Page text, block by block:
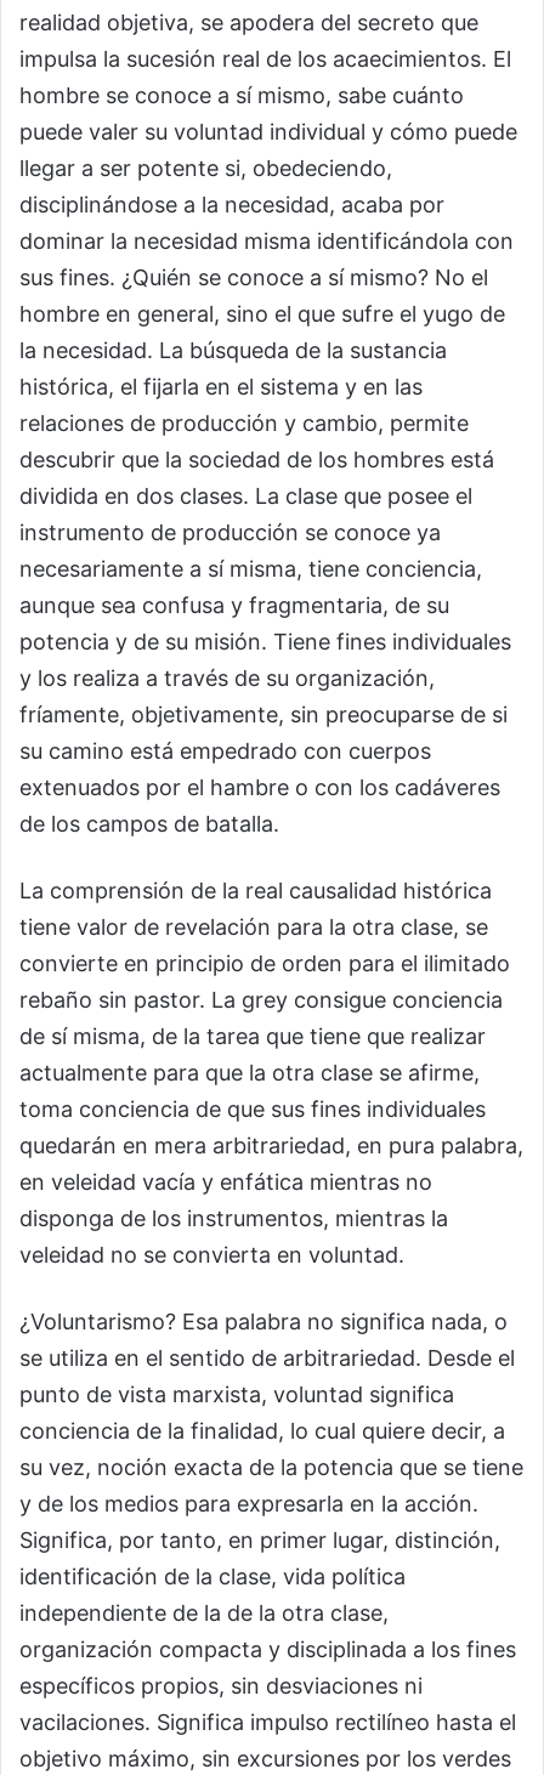
realidad objetiva, se apodera del secreto que
impulsa la sucesión real de los acaecimientos. El
hombre se conoce a sí mismo, sabe cuánto
puede valer su voluntad individual y cómo puede
llegar a ser potente si, obedeciendo,
disciplinándose a la necesidad, acaba por
dominar la necesidad misma identificándola con
sus fines. ¿Quién se conoce a sí mismo? No el
hombre en general, sino el que sufre el yugo de
la necesidad. La búsqueda de la sustancia
histórica, el fijarla en el sistema y en las
relaciones de producción y cambio, permite
descubrir que la sociedad de los hombres está
dividida en dos clases. La clase que posee el
instrumento de producción se conoce ya
necesariamente a sí misma, tiene conciencia,
aunque sea confusa y fragmentaria, de su
potencia y de su misión. Tiene fines individuales
y los realiza a través de su organización,
fríamente, objetivamente, sin preocuparse de si
su camino está empedrado con cuerpos
extenuados por el hambre o con los cadáveres
de los campos de batalla.
La comprensión de la real causalidad histórica
tiene valor de revelación para la otra clase, se
convierte en principio de orden para el ilimitado
rebaño sin pastor. La grey consigue conciencia
de sí misma, de la tarea que tiene que realizar
actualmente para que la otra clase se afirme,
toma conciencia de que sus fines individuales
quedarán en mera arbitrariedad, en pura palabra,
en veleidad vacía y enfática mientras no
disponga de los instrumentos, mientras la
veleidad no se convierta en voluntad.
¿Voluntarismo? Esa palabra no significa nada, o
se utiliza en el sentido de arbitrariedad. Desde el
punto de vista marxista, voluntad significa
conciencia de la finalidad, lo cual quiere decir, a
su vez, noción exacta de la potencia que se tiene
y de los medios para expresarla en la acción.
Significa, por tanto, en primer lugar, distinción,
identificación de la clase, vida política
independiente de la de la otra clase,
organización compacta y disciplinada a los fines
específicos propios, sin desviaciones ni
vacilaciones. Significa impulso rectilíneo hasta el
objetivo máximo, sin excursiones por los verdes